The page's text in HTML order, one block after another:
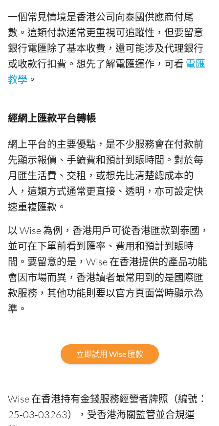
一個常見情境是香港公司向泰國供應商付尾
數。這類付款通常更重視可追蹤性，但要留意
銀行電匯除了基本收費，還可能涉及代理銀行
或收款行扣費。想先了解電匯運作，可看 電匯
教學 。
經網上匯款平台轉帳
網上平台的主要優點，是不少服務會在付款前
先顯示報價、手續費和預計到賬時間。對於每
月匯生活費、交租，或想先比清楚總成本的
人，這類方式通常更直接、透明，亦可設定快
速重複匯款。
以 Wise 為例，香港用戶可從香港匯款到泰國，
並可在下單前看到匯率、費用和預計到賬時
間。要留意的是，Wise 在香港提供的產品功能
會因市場而異，香港讀者最常用到的是國際匯
款服務，其他功能則要以官方頁面當時顯示為
準。
立即試用 Wise 匯款
Wise 在香港持有金錢服務經營者牌照（編號：
25-03-03263），受香港海關監管並合規運